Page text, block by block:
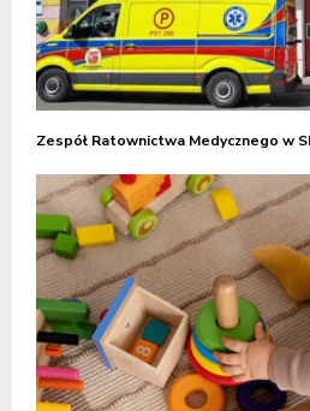
Zespół Ratownictwa Medycznego w